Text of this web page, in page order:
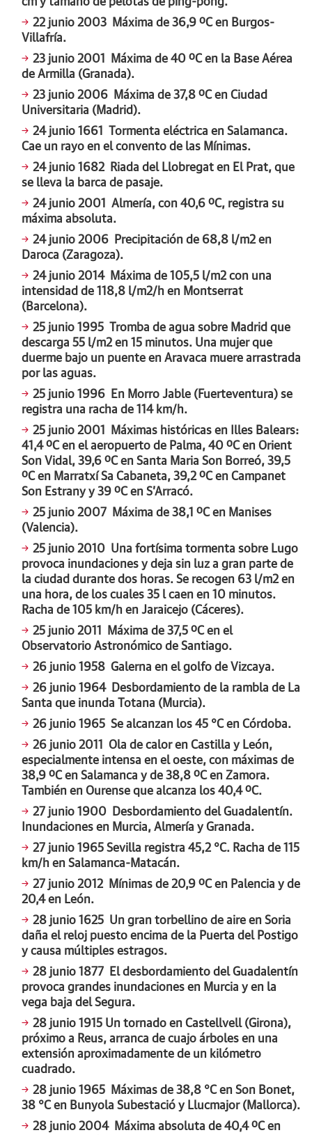
22 junio 2003
Máxima de 36,9 ºC en Burgos-
Villafría.
23 junio 2001
Máxima de 40 ºC en la Base Aérea
de Armilla (Granada).
23 junio 2006
Máxima de 37,8 ºC en Ciudad
Universitaria (Madrid).
24 junio 1661
Tormenta eléctrica en Salamanca.
Cae un rayo en el convento de las Mínimas.
24 junio 1682
Riada del Llobregat en El Prat, que
se lleva la barca de pasaje.
24 junio 2001 Almería, con 40,6 ºC, registra su
máxima absoluta.
24 junio 2006
Precipitación de 68,8 l/m2 en
Daroca (Zaragoza).
24 junio 2014 Máxima de 105,5 l/m2 con una
intensidad de 118,8 l/m2/h en Montserrat
(Barcelona).
25 junio 1995
Tromba de agua sobre Madrid que
descarga 55 l/m2 en 15 minutos. Una mujer que
duerme bajo un puente en Aravaca muere arrastrada
por las aguas.
25 junio 1996
En Morro Jable (Fuerteventura) se
registra una racha de 114 km/h.
25 junio 2001
Máximas históricas en Illes Balears:
41,4 ºC en el aeropuerto de Palma, 40 ºC en Orient
Son Vidal, 39,6 ºC en Santa Maria Son Borreó, 39,5
ºC en Marratxí Sa Cabaneta, 39,2 ºC en Campanet
Son Estrany y 39 ºC en S’Arracó.
25 junio 2007
Máxima de 38,1 ºC en Manises
(Valencia).
25 junio 2010 Una fortísima tormenta sobre Lugo
provoca inundaciones y deja sin luz a gran parte de
la ciudad durante dos horas. Se recogen 63 l/m2 en
una hora, de los cuales 35 l caen en 10 minutos.
Racha de 105 km/h en Jaraicejo (Cáceres).
25 junio 2011
Máxima de 37,5 ºC en el
Observatorio Astronómico de Santiago.
26 junio 1958 Galerna en el golfo de Vizcaya.
26 junio 1964 Desbordamiento de la rambla de La
Santa que inunda Totana (Murcia).
26 junio 1965 Se alcanzan los 45 °C en Córdoba.
26 junio 2011 Ola de calor en Castilla y León,
especialmente intensa en el oeste, con máximas de
38,9 ºC en Salamanca y de 38,8 ºC en Zamora.
También en Ourense que alcanza los 40,4 ºC.
27 junio 1900
Desbordamiento del Guadalentín.
Inundaciones en Murcia, Almería y Granada.
27 junio 1965 Sevilla registra 45,2 °C. Racha de 115
km/h en Salamanca-Matacán.
27 junio 2012
Mínimas de 20,9 ºC en Palencia y de
20,4 en León.
28 junio 1625 Un gran torbellino de aire en Soria
daña el reloj puesto encima de la Puerta del Postigo
y causa múltiples estragos.
28 junio 1877
El desbordamiento del Guadalentín
provoca grandes inundaciones en Murcia y en la
vega baja del Segura.
28 junio 1915 Un tornado en Castellvell (Girona),
próximo a Reus, arranca de cuajo árboles en una
extensión aproximadamente de un kilómetro
cuadrado.
28 junio 1965
Máximas de 38,8 °C en Son Bonet,
38 °C en Bunyola Subestació y Llucmajor (Mallorca).
28 junio 2004 Máxima absoluta de 40,4 ºC en